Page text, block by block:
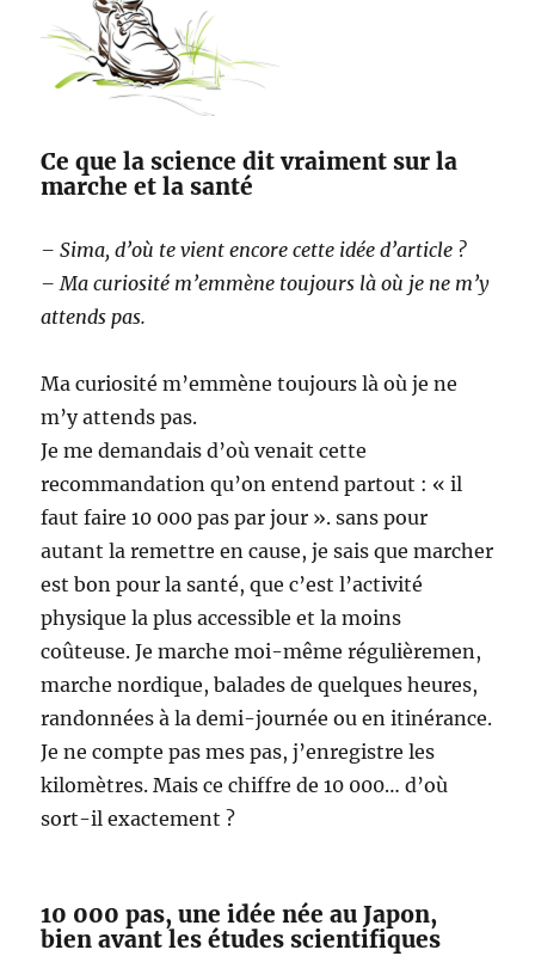
Ce que la science dit vraiment sur la
marche et la santé
– Sima, d’où te vient encore cette idée d’article ?
– Ma curiosité m’emmène toujours là où je ne m’y
attends pas.
Ma curiosité m’emmène toujours là où je ne
m’y attends pas.
Je me demandais d’où venait cette
recommandation qu’on entend partout : « il
faut faire 10 000 pas par jour ». sans pour
autant la remettre en cause, je sais que marcher
est bon pour la santé, que c’est l’activité
physique la plus accessible et la moins
coûteuse. Je marche moi-même régulièremen,
marche nordique, balades de quelques heures,
randonnées à la demi-journée ou en itinérance.
Je ne compte pas mes pas, j’enregistre les
kilomètres. Mais ce chiffre de 10 000… d’où
sort-il exactement ?
10 000 pas, une idée née au Japon,
bien avant les études scientifiques